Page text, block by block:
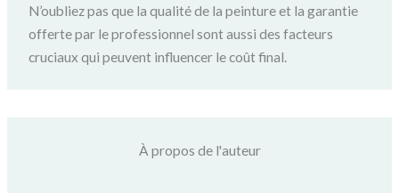
N’oubliez pas que la qualité de la peinture et la garantie
offerte par le professionnel sont aussi des facteurs
cruciaux qui peuvent influencer le coût final.
À propos de l'auteur